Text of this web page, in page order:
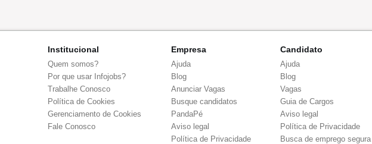
Institucional
Quem somos?
Por que usar Infojobs?
Trabalhe Conosco
Política de Cookies
Gerenciamento de Cookies
Fale Conosco
Empresa
Ajuda
Blog
Anunciar Vagas
Busque candidatos
PandaPé
Aviso legal
Política de Privacidade
Candidato
Ajuda
Blog
Vagas
Guia de Cargos
Aviso legal
Política de Privacidade
Busca de emprego segura